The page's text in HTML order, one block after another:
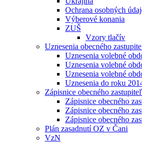
Ochrana osobných
Výberové konania
ZUŠ
Vzory tlačív
Uznesenia obecného
Uznesenia volebné
Uznesenia volebné
Uznesenia volebné
Uznesenia do roku
Zápisnice obecného
Zápisnice obecného
Zápisnice obecného
Zápisnice obecného
Plán zasadnutí OZ v Čani
VzN